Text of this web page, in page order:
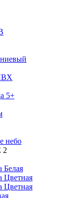
5+
небо
Белая
Цветная
Цветная